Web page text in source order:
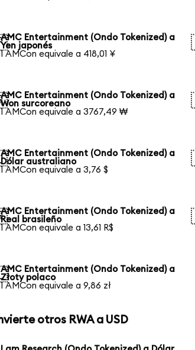
AMC Entertainment (Ondo Tokenized) a
Yen japonés
1 AMCon equivale a 418,01 ¥
AMC Entertainment (Ondo Tokenized) a
Won surcoreano
1 AMCon equivale a 3767,49 ₩
AMC Entertainment (Ondo Tokenized) a
Dólar australiano
1 AMCon equivale a 3,76 $
AMC Entertainment (Ondo Tokenized) a
Real brasileño
1 AMCon equivale a 13,61 R$
AMC Entertainment (Ondo Tokenized) a
Złoty polaco
1 AMCon equivale a 9,86 zł
otros RWA a USD